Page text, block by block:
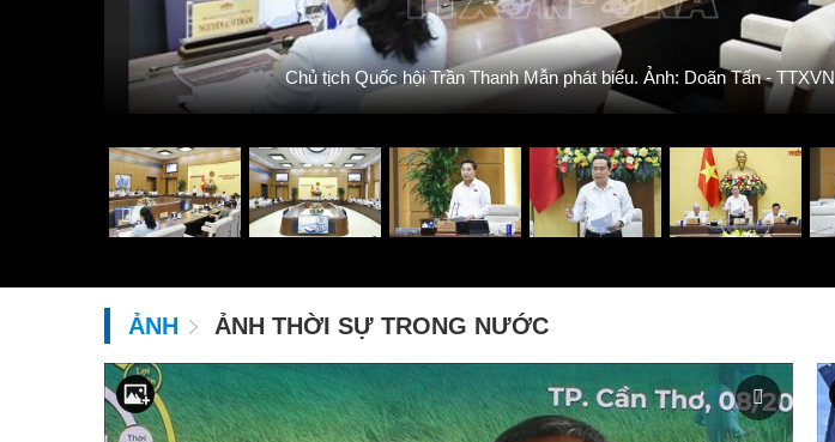
Chủ tịch Quốc hội Trần Thanh Mẫn phát biểu. Ảnh: Doãn Tấn - TTXVN
ẢNH ẢNH THỜI SỰ TRONG NƯỚC